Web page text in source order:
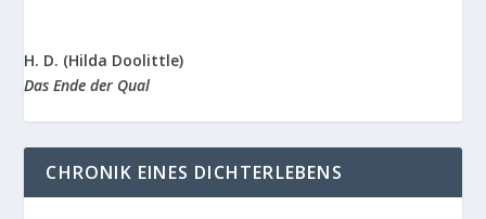
H. D. (Hilda Doolittle)
Das Ende der Qual
CHRONIK EINES DICHTERLEBENS